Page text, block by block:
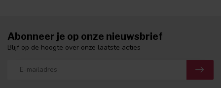
Abonneer je op onze nieuwsbrief
Blijf op de hoogte over onze laatste acties